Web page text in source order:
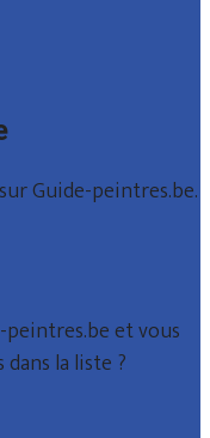
Guide-peintres.be.
et vous
la liste ?